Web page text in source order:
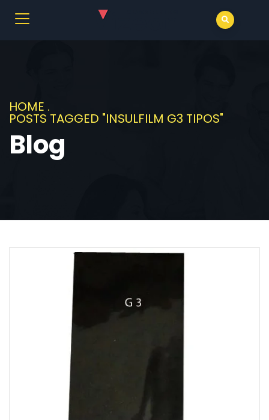
HOME .
POSTS TAGGED "INSULFILM G3 TIPOS"
Blog